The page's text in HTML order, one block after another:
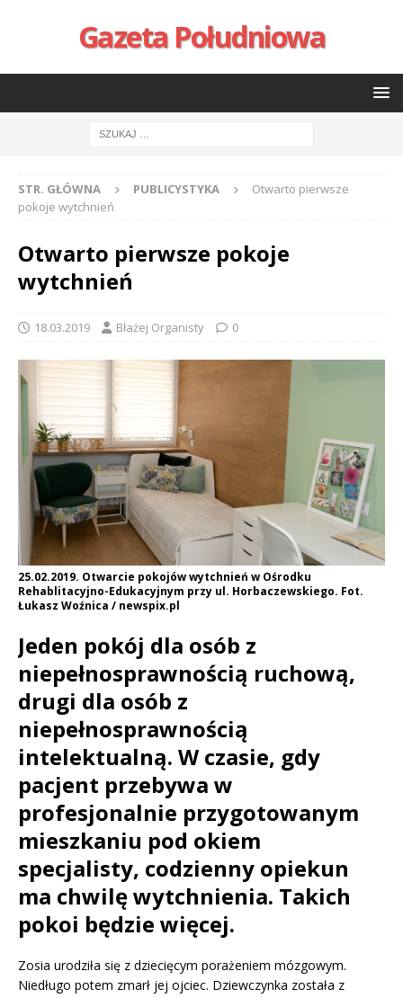
Gazeta Południowa
STR. GŁÓWNA PUBLICYSTYKA
Otwarto pierwsze
pokoje wytchnień
Otwarto pierwsze pokoje
wytchnień
18.03.2019 Błażej Organisty 0
25.02.2019. Otwarcie pokojów wytchnień w Ośrodku
Rehablitacyjno-Edukacyjnym przy ul. Horbaczewskiego. Fot.
Łukasz Woźnica / newspix.pl
Jeden pokój dla osób z
niepełnosprawnością ruchową,
drugi dla osób z
niepełnosprawnością
intelektualną. W czasie, gdy
pacjent przebywa w
profesjonalnie przygotowanym
mieszkaniu pod okiem
specjalisty, codzienny opiekun
ma chwilę wytchnienia. Takich
pokoi będzie więcej.
Zosia urodziła się z dziecięcym porażeniem mózgowym.
Niedługo potem zmarł jej ojciec. Dziewczynka została z